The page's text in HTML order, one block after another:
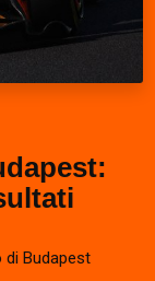
di Budapest